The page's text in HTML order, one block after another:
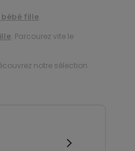
bébé fille.
. Parcourez vite le
notre sélection